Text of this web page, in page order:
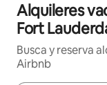
Alquileres
Fort
Busca y reserva
Airbnb